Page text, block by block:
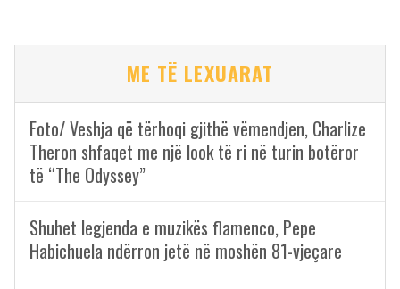
ME TË LEXUARAT
Foto/ Veshja që tërhoqi gjithë vëmendjen, Charlize
Theron shfaqet me një look të ri në turin botëror
të “The Odyssey”
Shuhet legjenda e muzikës flamenco, Pepe
Habichuela ndërron jetë në moshën 81-vjeçare